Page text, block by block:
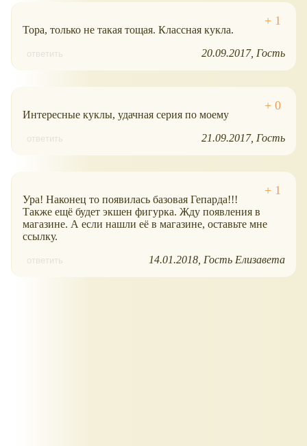
Тора, только не такая тощая. Классная кукла.
ответить 20.09.2017 Гость
Интересные куклы, удачная серия по моему
ответить 21.09.2017 Гость
Ура! Наконец то появилась базовая Гепарда!!!
Также ещё будет экшен фигурка. Жду появления в
магазине. А если нашли её в магазине, оставьте мне
ссылку.
ответить 14.01.2018 Гость Елизавета